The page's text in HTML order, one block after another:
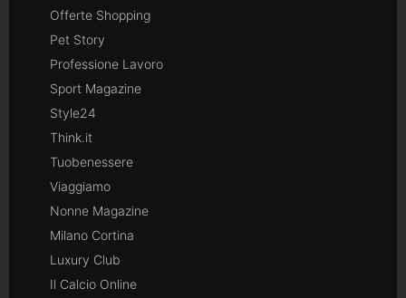
Offerte Shopping
Pet Story
Professione Lavoro
Sport Magazine
Style24
Think.it
Tuobenessere
Viaggiamo
Nonne Magazine
Milano Cortina
Luxury Club
Il Calcio Online